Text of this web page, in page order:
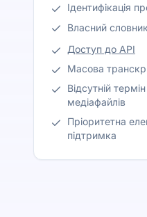
Ідентифікація
Власний словник
Доступ до API
Масова
Відсутній
медіафайлів
Пріоритетна
підтримка